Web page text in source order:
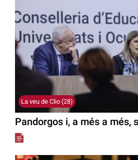
La veu de Clio (28)
Pandorgos i, a més a més,